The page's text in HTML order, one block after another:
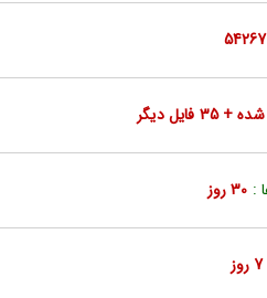
54267
فایل دیگر
: 30 روز
7 روز